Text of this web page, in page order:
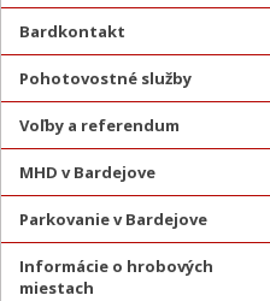
Bardkontakt
Pohotovostné služby
Voľby a referendum
MHD v Bardejove
Parkovanie v Bardejove
Informácie o hrobových
miestach